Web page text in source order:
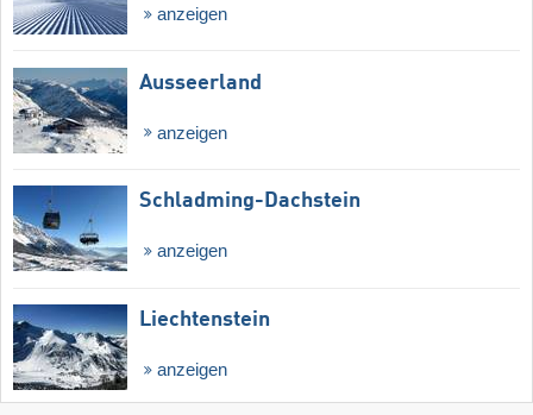
anzeigen
Ausseerland
anzeigen
Schladming-Dachstein
anzeigen
Liechtenstein
anzeigen